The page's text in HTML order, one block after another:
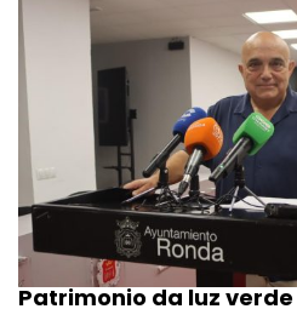
Patrimonio da luz verde